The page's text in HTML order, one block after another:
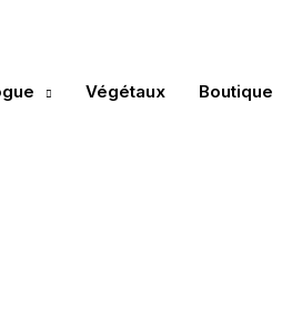
Végétaux Boutique